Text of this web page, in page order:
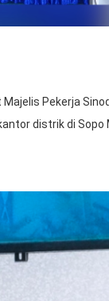
Pekerja
distrik di Sopo